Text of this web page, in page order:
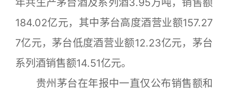
年共生产茅台酒及系列酒3.95万吨，销售额
184.02亿元，其中茅台高度酒营业额157.27
7亿元，茅台低度酒营业额12.23亿元，茅台
系列酒销售额14.51亿元。
贵州茅台在年报中一直仅公布销售额和